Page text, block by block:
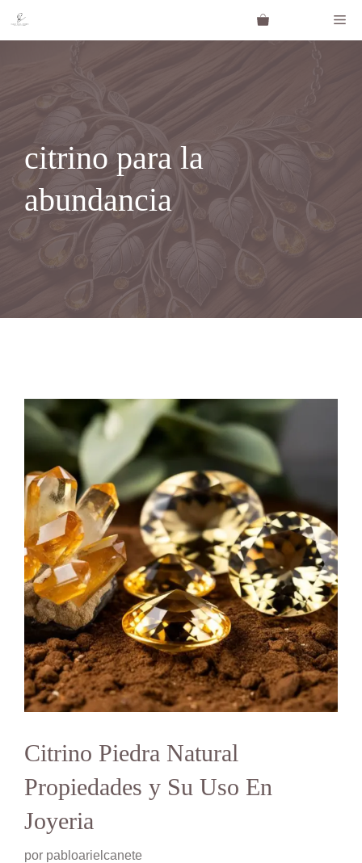
contenido
citrino para la
abundancia
Citrino Piedra Natural
Propiedades y Su Uso En
Joyeria
por pabloarielcanete